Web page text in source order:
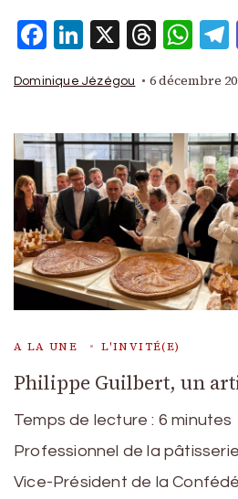
Facebook
LinkedIn
X
Dominique Jézégou 6 décembre
A LA UNE L'INVITÉ(E)
Philippe Guilbert, un
Temps de lecture : 6 minutes
Professionnel de la
Vice-Président de la